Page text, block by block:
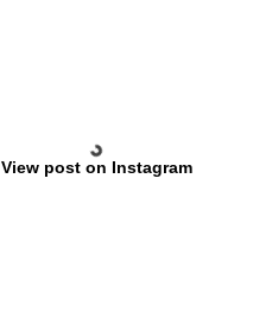
View post on Instagram